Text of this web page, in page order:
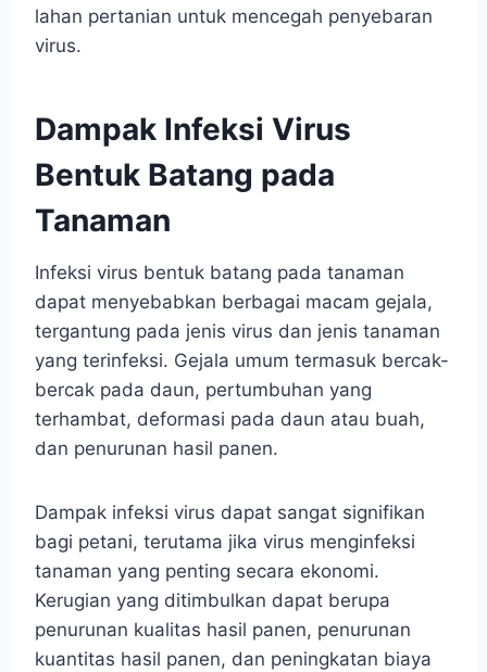
lahan pertanian untuk mencegah penyebaran
virus.
Dampak Infeksi Virus
Bentuk Batang pada
Tanaman
Infeksi virus bentuk batang pada tanaman
dapat menyebabkan berbagai macam gejala,
tergantung pada jenis virus dan jenis tanaman
yang terinfeksi. Gejala umum termasuk bercak-
bercak pada daun, pertumbuhan yang
terhambat, deformasi pada daun atau buah,
dan penurunan hasil panen.
Dampak infeksi virus dapat sangat signifikan
bagi petani, terutama jika virus menginfeksi
tanaman yang penting secara ekonomi.
Kerugian yang ditimbulkan dapat berupa
penurunan kualitas hasil panen, penurunan
kuantitas hasil panen, dan peningkatan biaya